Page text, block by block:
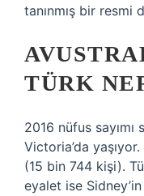
tanınmış bir resmi
TÜRK
2016 nüfus
Victoria’da
(15 bin 744 kişi).
eyalet ise